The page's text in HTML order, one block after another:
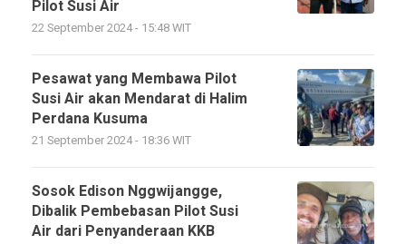
Pilot Susi Air
22 September 2024 - 15:48 WIT
Pesawat yang Membawa Pilot
Susi Air akan Mendarat di Halim
Perdana Kusuma
21 September 2024 - 18:36 WIT
Sosok Edison Nggwijangge,
Dibalik Pembebasan Pilot Susi
Air dari Penyanderaan KKB